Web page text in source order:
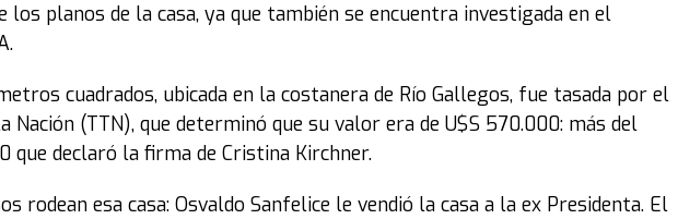
los planos de la casa, ya que también se encuentra investigada en el
cuadrados, ubicada en la costanera de Río Gallegos, fue tasada por el
Nación (TTN), que determinó que su valor era de U$S 570.000: más del
que declaró la firma de Cristina Kirchner.
rodean esa casa: Osvaldo Sanfelice le vendió la casa a la ex Presidenta. El